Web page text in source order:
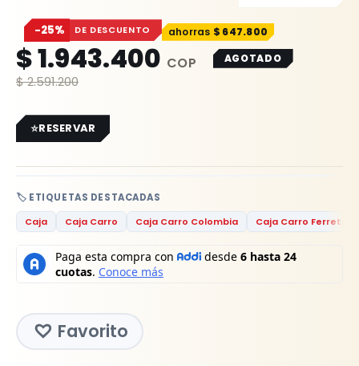
−25% DE DESCUENTO $ 647.800
$2.591.200
$1.943.400 AGOTADO
🏷️ ETIQUETAS DESTACADAS
Caja
Caja Carro Caja Carro Colombia Caja Carro
RESERVAR
Favorito